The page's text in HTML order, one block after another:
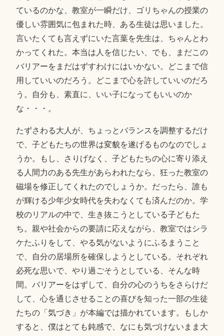
ているのかな、教室が一瞬だけ、ゴリちゃんの授業の
優しい雰囲気に包まれた時、ある生徒は思いました。
言いたくても言えずにいた言葉を先生は、ちゃんとわ
かってくれた。本当は人を信じたい、でも、まだこの
バリアーをまだはずすわけにはいかない。どこまで信
用していいのだろう。どこまで心を許していいのだろ
う。自分も、素直に、いい子になってもいいのか
な・・・。
たずさわる大人が、ちょっとバランスを調整するだけ
で、子どもたちの世界は変貌を遂げるものなのでしょ
うか。もし、さりげなく、子どもたちの心に寄り添え
る人間力のある先生があらわれたなら、狂った教室の
磁場を修正してくれたのでしょうか。だったら、誰も
が輝ける少年少女時代を失わなくても済んだのか。学
校のリアルの中で、生き抜こうとしている子どもた
ち。親や社会からの要請に応えながら、教室ではシラ
ケたふりをして、やる気がないようにふるまうこと
で、自分の居場所を確保しようとしている。それぞれ
必死な思いで、やり過ごそうとしている、そんな時
間。バリアーをはずして、自分の心のうちをさらけだ
して、心を通じさせることの喜びを知った一部の生徒
たちの「気づき」が本編では描かれています。もしか
すると、僕はとても鈍感で、なにも気づけないまま大